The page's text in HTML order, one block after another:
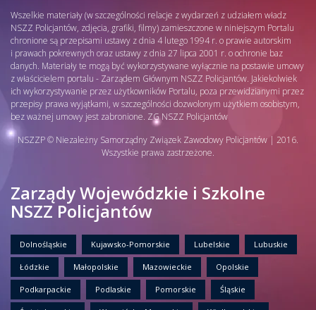
Wszelkie materiały (w szczególności relacje z wydarzeń z udziałem władz
NSZZ Policjantów, zdjęcia, grafiki, filmy) zamieszczone w niniejszym Portalu
chronione są przepisami ustawy z dnia 4 lutego 1994 r. o prawie autorskim
i prawach pokrewnych oraz ustawy z dnia 27 lipca 2001 r. o ochronie baz
danych. Materiały te mogą być wykorzystywane wyłącznie na postawie umowy
z właścicielem portalu - Zarządem Głównym NSZZ Policjantów. Jakiekolwiek
ich wykorzystywanie przez użytkowników Portalu, poza przewidzianymi przez
przepisy prawa wyjątkami, w szczególności dozwolonym użytkiem osobistym,
bez ważnej umowy jest zabronione. ZG NSZZ Policjantów
NSZZP © Niezależny Samorządny Związek Zawodowy Policjantów | 2016.
Wszystkie prawa zastrzeżone.
Zarządy Wojewódzkie i Szkolne
NSZZ Policjantów
Dolnośląskie Kujawsko-Pomorskie Lubelskie Lubuskie
Łódzkie Małopolskie Mazowieckie Opolskie
Podkarpackie Podlaskie Pomorskie Śląskie